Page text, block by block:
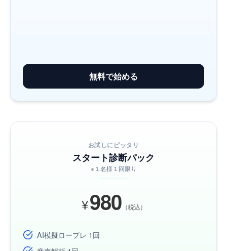
無料で始める
お試しにピッタリ
スタート診断パック
※１名様１回限り
¥980（税込）
AI模擬ロープレ 1回